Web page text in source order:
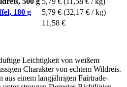
180 g
5,79 € (32,17 € / kg)
11,58 €
Leichtigkeit von weißem
Charakter von echtem Wildreis.
aus einem langjährigen Fairtrade-